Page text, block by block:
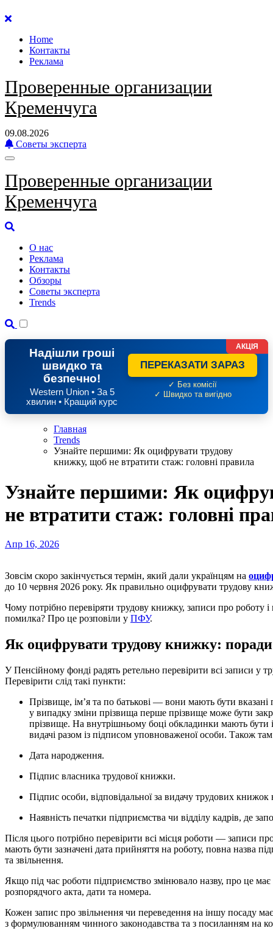
Перейти
содержанию
Home
Контакты
Реклама
Проверенные организации
Кременчуга
09.08.2026
Советы эксперта
Проверенные организации
Кременчуга
О нас
Реклама
Контакты
Обзоры
Советы эксперта
Trends
Надішли гроші
швидко та
безпечно!
Western Union • За 5
хвилин • Кращий курс
ПЕРЕКАЗАТИ ЗАРАЗ
✓ Без комісії
✓ Швидко та вигідно
АКЦІЯ
Главная
Trends
Узнайте першими: Як оцифрувати трудову
книжку, щоб не втратити стаж: головні правила
Узнайте першими: Як
не втратити стаж: головні
Апр 16, 2026
Зовсім скоро закінчується термін, який дали українцям на
до 10 червня 2026 року. Як правильно оцифрувати трудову
Чому потрібно перевіряти трудову книжку, записи про роботу
помилка? Про це розповіли у ПФУ.
Як оцифрувати трудову книжку:
У Пенсійному фонді радять ретельно перевірити всі записи у
Перевірити слід такі пункти:
Прізвище, ім’я та по батькові — вони мають бути вказані повністю, без помилок та виправлень. У жінок
у випадку зміни прізвища перше прізвище може бути
прізвище. На внутрішньому боці обкладинки мають бути
видачі разом із підписом уповноваженої особи. Також
Дата народження.
Підпис власника трудової книжки.
Підпис особи, відповідальної за видачу трудових
Наявність печатки підприємства чи відділу кадрів, де
Після цього потрібно перевірити всі місця роботи — записи
мають бути зазначені дата прийняття на роботу, повна назва
та звільнення.
Якщо під час роботи підприємство змінювало назву, про це
розпорядчого акта, дати та номера.
Кожен запис про звільнення чи переведення на іншу посаду
з формулюванням чинного законодавства та з посиланням на